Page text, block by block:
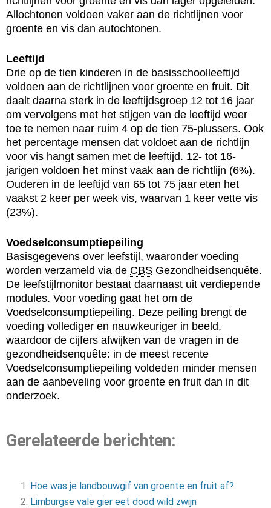
Allochtonen voldoen vaker aan de richtlijnen voor
groente en vis dan autochtonen.
Leeftijd
Drie op de tien kinderen in de basisschoolleeftijd
voldoen aan de richtlijnen voor groente en fruit. Dit
daalt daarna sterk in de leeftijdsgroep 12 tot 16 jaar
om vervolgens met het stijgen van de leeftijd weer
toe te nemen naar ruim 4 op de tien 75-plussers. Ook
het percentage mensen dat voldoet aan de richtlijn
voor vis hangt samen met de leeftijd. 12- tot 16-
jarigen voldoen het minst vaak aan de richtlijn (6%).
Ouderen in de leeftijd van 65 tot 75 jaar eten het
vaakst 2 keer per week vis, waarvan 1 keer vette vis
(23%).
Voedselconsumptiepeiling
Basisgegevens over leefstijl, waaronder voeding
worden verzameld via de CBS Gezondheidsenquête.
De leefstijlmonitor bestaat daarnaast uit verdiepende
modules. Voor voeding gaat het om de
Voedselconsumptiepeiling. Deze peiling brengt de
voeding vollediger en nauwkeuriger in beeld,
waardoor de cijfers afwijken van de vragen in de
gezondheidsenquête: in de meest recente
Voedselconsumptiepeiling voldeden minder mensen
aan de aanbeveling voor groente en fruit dan in dit
onderzoek.
Gerelateerde berichten:
Hoe was je landbouwgif van groente en fruit af?
Limburgse vale gier eet dood wild zwijn